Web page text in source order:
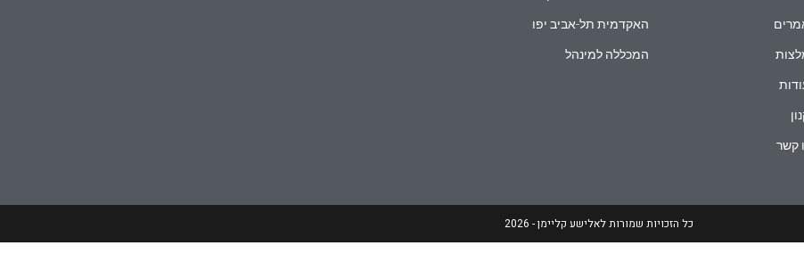
קשר
האקדמית תל-אביב יפו
המכללה למינהל
כל הזכויות שמורות לאלישע קליימן - 2026